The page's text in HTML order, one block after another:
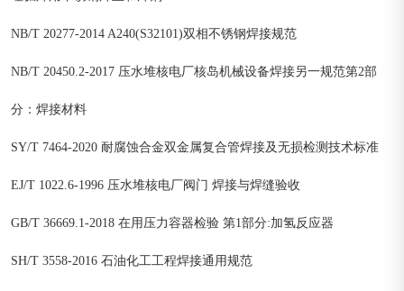
NB/T 20277-2014 A240(S32101)双相不锈钢焊接规范
NB/T 20450.2-2017 压水堆核电厂核岛机械设备焊接另一规范第2部
分：焊接材料
SY/T 7464-2020 耐腐蚀合金双金属复合管焊接及无损检测技术标准
EJ/T 1022.6-1996 压水堆核电厂阀门 焊接与焊缝验收
GB/T 36669.1-2018 在用压力容器检验 第1部分:加氢反应器
SH/T 3558-2016 石油化工工程焊接通用规范